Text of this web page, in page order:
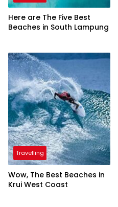
Here are The Five Best
Beaches in South Lampung
Travelling
Wow, The Best Beaches in
Krui West Coast